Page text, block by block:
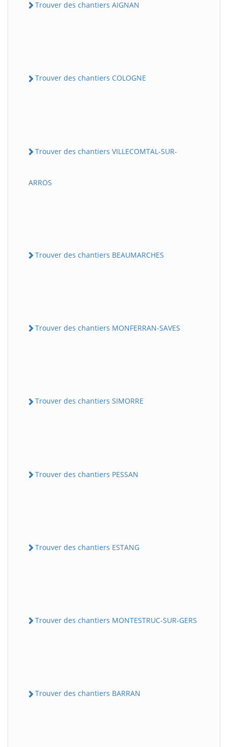
Trouver des chantiers AIGNAN
Trouver des chantiers COLOGNE
Trouver des chantiers VILLECOMTAL-SUR-
ARROS
Trouver des chantiers BEAUMARCHES
Trouver des chantiers MONFERRAN-SAVES
Trouver des chantiers SIMORRE
Trouver des chantiers PESSAN
Trouver des chantiers ESTANG
Trouver des chantiers MONTESTRUC-SUR-GERS
Trouver des chantiers BARRAN